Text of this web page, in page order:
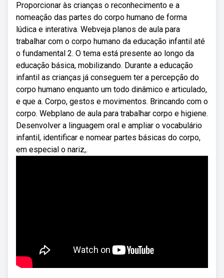
Proporcionar às crianças o reconhecimento e a
nomeação das partes do corpo humano de forma
lúdica e interativa. Webveja planos de aula para
trabalhar com o corpo humano da educação infantil até
o fundamental 2. O tema está presente ao longo da
educação básica, mobilizando. Durante a educação
infantil as crianças já conseguem ter a percepção do
corpo humano enquanto um todo dinâmico e articulado,
e que a. Corpo, gestos e movimentos. Brincando com o
corpo. Webplano de aula para trabalhar corpo e higiene.
Desenvolver a linguagem oral e ampliar o vocabulário
infantil, identificar e nomear partes básicas do corpo,
em especial o nariz,.